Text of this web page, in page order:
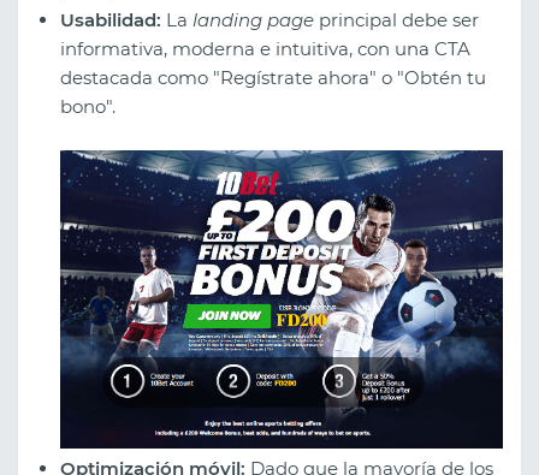
Usabilidad: La landing page principal debe ser
informativa, moderna e intuitiva, con una CTA
destacada como "Regístrate ahora" o "Obtén tu
bono".
Optimización móvil: Dado que la mayoría de los